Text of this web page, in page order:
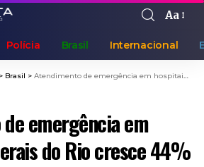
Aa
Polícia Brasil Internacional
> Brasil > Atendimento de emergência em hospitais federais do Rio cresce 44%
emergência em
do Rio cresce 44%